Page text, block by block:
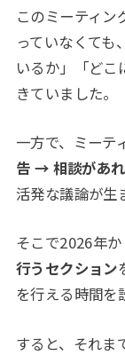
このミーティ
っていなくても
いるか」「どこ
きていました。
一方で、ミーテ
告 → 相談があ
活発な議論が生
そこで2026年
行うセクション
を行える時間を
すると、それま